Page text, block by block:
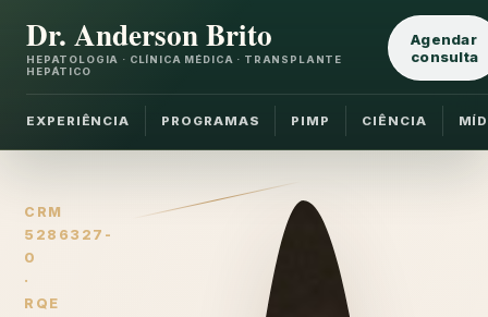
Dr. Anderson Brito
HEPATOLOGIA · CLÍNICA MÉDICA · TRANSPLANTE
HEPÁTICO
EXPERIÊNCIA PROGRAMAS PIMP CIÊNCIA
Agendar
consulta
CRM
5286327-
0
·
RQE